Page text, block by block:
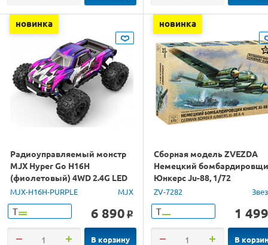
новинка
Радиоуправляемый монстр
MJX Hyper Go H16H
(фиолетовый) 4WD 2.4G LED
GPS 1/16 RTR
MJX-H16H-PURPLE MJX
Т 6 890 o
В корзину
новинка
Сборная модель ZVEZDA
Немецкий
Юнкерс Ju-88, 1/72
ZV-7282
Т 1 499
В